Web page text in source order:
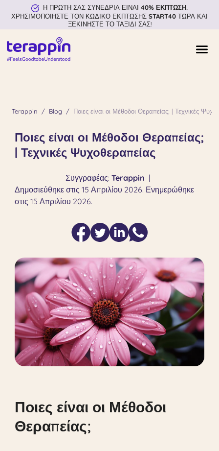
Η ΠΡΩΤΗ ΣΑΣ ΣΥΝΕΔΡΙΑ ΕΙΝΑΙ 40% ΕΚΠΤΩΣΗ.
ΧΡΗΣΙΜΟΠΟΙΗΣΤΕ ΤΟΝ ΚΩΔΙΚΟ ΕΚΠΤΩΣΗΣ START40 ΤΩΡΑ ΚΑΙ
ΞΕΚΙΝΗΣΤΕ ΤΟ ΤΑΞΙΔΙ ΣΑΣ!
Terappin Blog Ποιες είναι οι Μέθοδοι Θεραπείας; | Τεχνικές
Ποιες είναι οι Μέθοδοι Θεραπείας;
| Τεχνικές Ψυχοθεραπείας
Συγγραφέας: Terappin |
Δημοσιεύθηκε στις 15 Απριλίου 2026. Ενημερώθηκε
στις 15 Απριλίου 2026.
Ποιες είναι οι Μέθοδοι
Θεραπείας;